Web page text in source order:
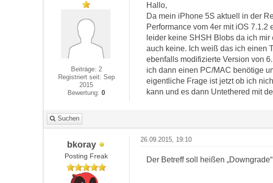
Beiträge: 2
Registriert seit: Sep
2015
Bewertung:0
Hallo,
Da mein iPhone 5S aktuell in der
Performance vom 4er mit iOS
leider keine SHSH Blobs da ich
auch keine. Ich weiß das ich einen
ebenfalls modifizierte Version von
ich dann einen PC/MAC benötige
eigentliche Frage ist jetzt ob ich
kann und es dann Untethered mit
Suchen
bkoray
Posting Freak
26.09.2015, 19:10
Der Betreff soll heißen